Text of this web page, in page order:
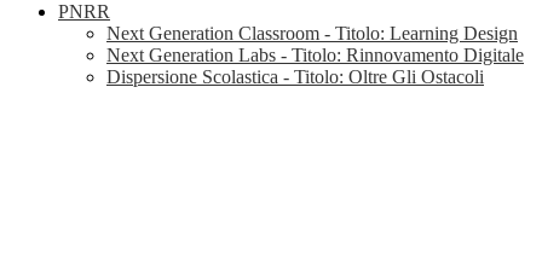
PNRR
Next Generation Classroom - Titolo: Learning Design
Next Generation Labs - Titolo: Rinnovamento Digitale
Dispersione Scolastica - Titolo: Oltre Gli Ostacoli